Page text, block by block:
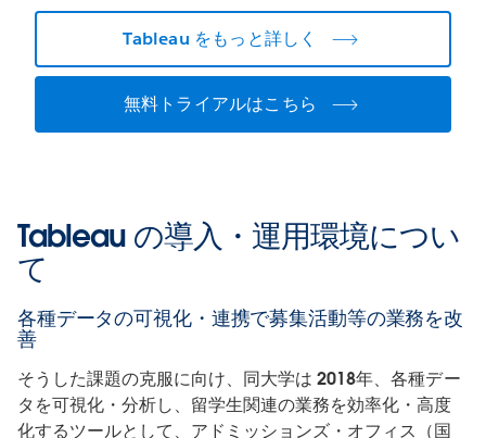
Tableau をもっと詳しく
無料トライアルはこちら
Tableau の導入・運用環境につい
て
各種データの可視化・連携で募集活動等の業務を改
善
そうした課題の克服に向け、同大学は 2018年、各種デー
タを可視化・分析し、留学生関連の業務を効率化・高度
化するツールとして、アドミッションズ・オフィス（国